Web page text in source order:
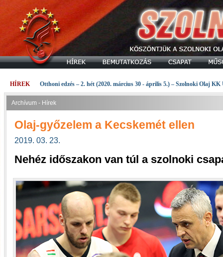
HÍREK Otthoni edzés – 2. hét (2020. március 30 - április 5.) – Szolnoki Olaj KK
Archívum - Hírek
Olaj-győzelem a Kecskemét ellen
2019. 03. 23.
Nehéz időszakon van túl a szolnoki